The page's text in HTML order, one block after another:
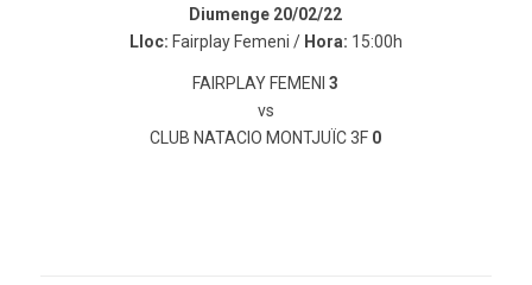
Diumenge 20/02/22
Lloc: Fairplay Femeni / Hora: 15:00h
FAIRPLAY FEMENI3
vs
CLUB NATACIO MONTJUÏC 3F 0